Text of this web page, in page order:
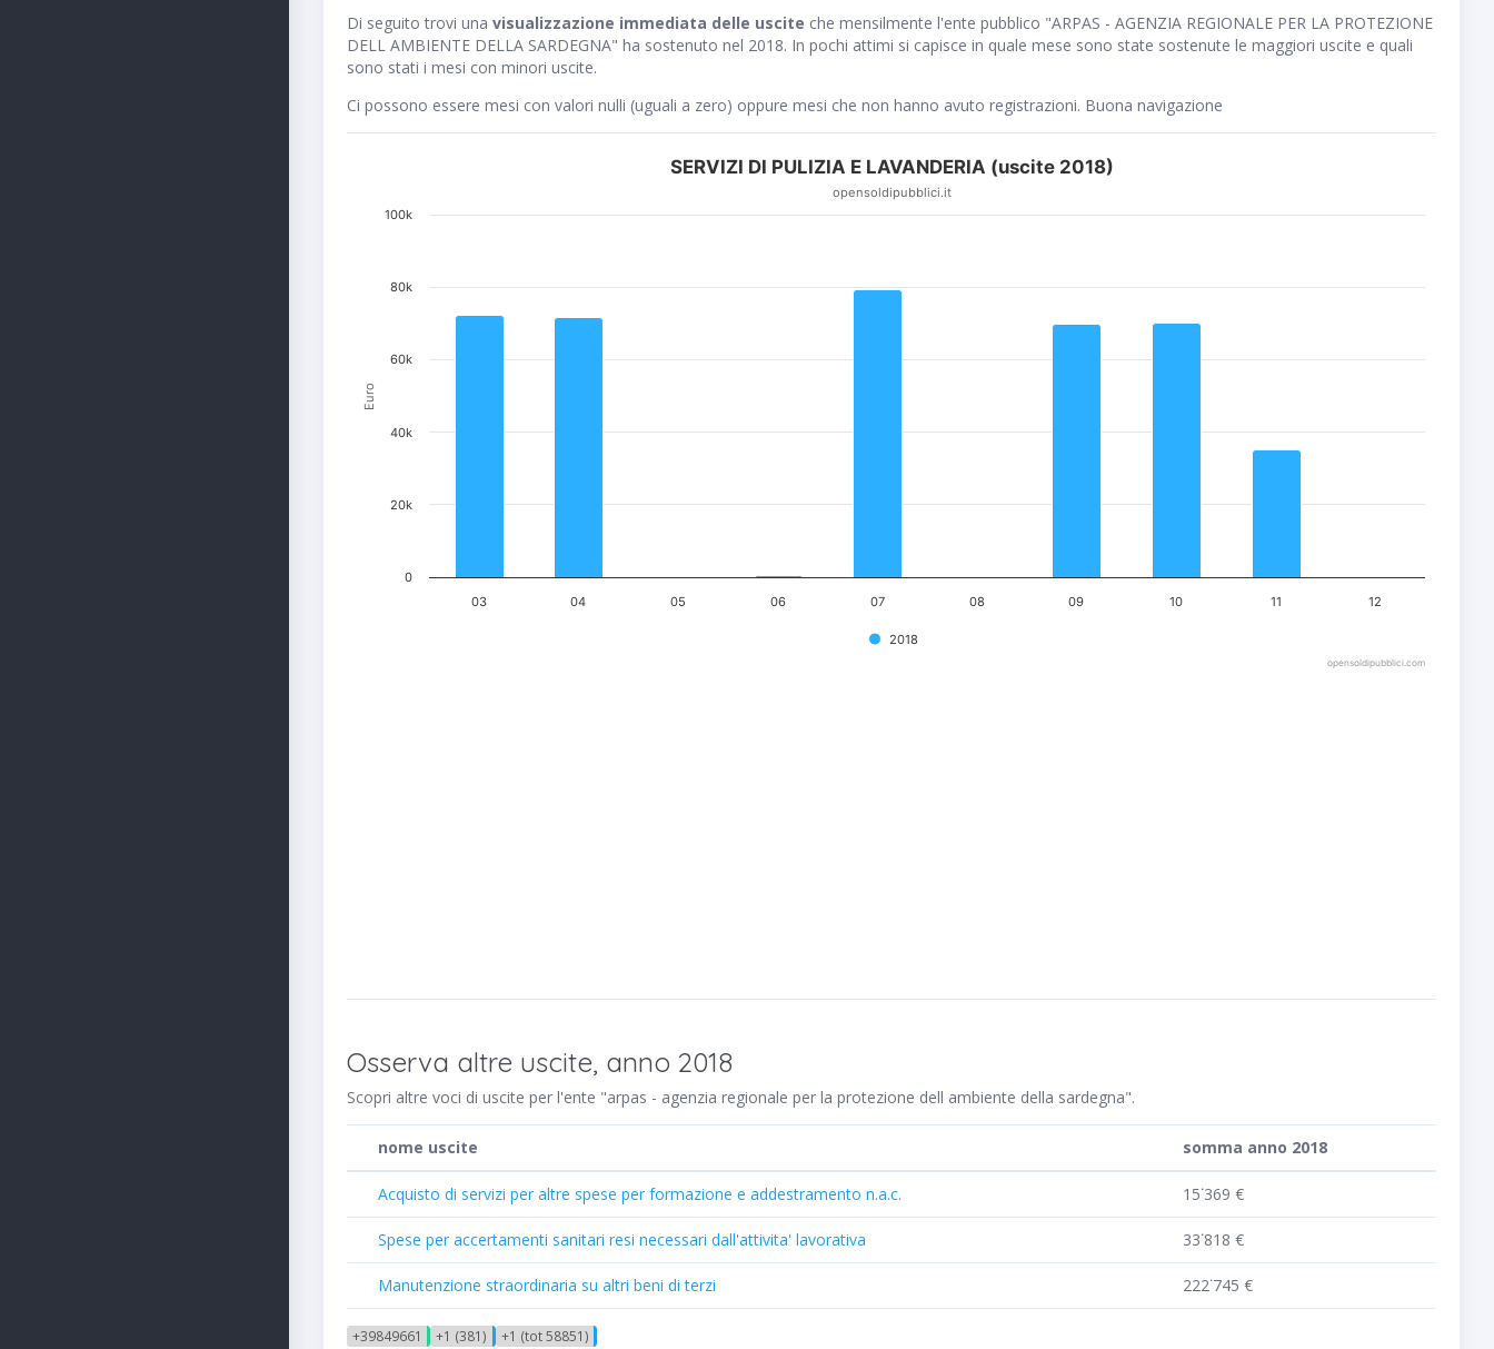
Di seguito trovi una visualizzazione immediata delle uscite che mensilmente l'ente pubblico "ARPAS - AGENZIA REGIONALE PER LA PROTEZIONE
DELL AMBIENTE DELLA SARDEGNA" ha sostenuto nel 2018. In pochi attimi si capisce in quale mese sono state sostenute le maggiori uscite e quali
sono stati i mesi con minori uscite.
Ci possono essere mesi con valori nulli (uguali a zero) oppure mesi che non hanno avuto registrazioni. Buona navigazione
Euro
SERVIZI DI PULIZIA E LAVANDERIA (uscite 2018)
opensoldipubblici.it
2018
03 04 05 06 07 08 09 10 11 12
0
20k
40k
60k
80k
100k
opensoldipubblici.com
Osserva altre uscite, anno 2018
Scopri altre voci di uscite per l'ente "arpas - agenzia regionale per la protezione dell ambiente della sardegna".
nome uscite somma anno 2018
Acquisto di servizi per altre spese per formazione e addestramento n.a.c. 15˙369 €
Spese per accertamenti sanitari resi necessari dall'attivita' lavorativa 33˙818 €
Manutenzione straordinaria su altri beni di terzi 222˙745 €
+39849661 +1 (381) +1 (tot 58851)